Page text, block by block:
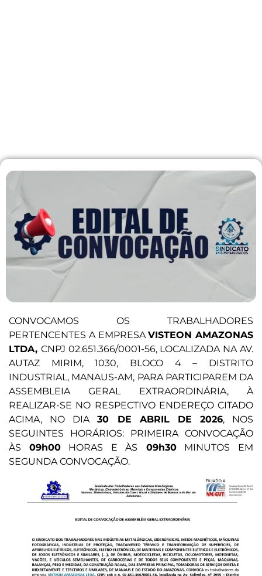
CONVOCAMOS OS TRABALHADORES
PERTENCENTES A EMPRESAVISTEON AMAZONAS
LTDA, CNPJ 02.651.366/0001-56, LOCALIZADA NA AV.
AUTAZ MIRIM, 1030, BLOCO 4 – DISTRITO
INDUSTRIAL, MANAUS-AM, PARA PARTICIPAREM DA
ASSEMBLEIA GERAL EXTRAORDINÁRIA, À
REALIZAR-SE NO RESPECTIVO ENDEREÇO CITADO
ACIMA, NO DIA30 DE ABRIL DE 2026, NOS
SEGUINTES HORÁRIOS: PRIMEIRA CONVOCAÇÃO
ÀS 09h00HORAS E ÀS 09h30MINUTOS EM
SEGUNDA CONVOCAÇÃO.